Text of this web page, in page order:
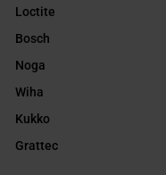
Loctite
Bosch
Noga
Wiha
Kukko
Grattec